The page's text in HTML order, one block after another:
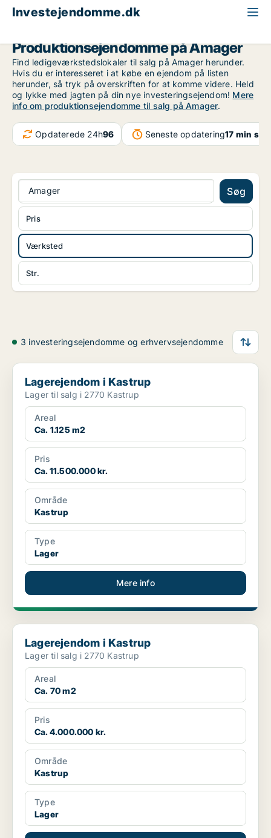
Investejendomme.dk
Produktionsejendomme på Amager
Find ledigeværkstedslokaler til salg på Amager herunder.
Hvis du er interesseret i at købe en ejendom på listen
herunder, så tryk på overskriften for at komme videre. Held
og lykke med jagten på din nye investeringsejendom! Mere
info om produktionsejendomme til salg på Amager.
Opdaterede 24h96 Seneste opdatering17 min
Amager Søg
Værksted
Str.
Pris
3 investeringsejendomme og erhvervsejendomme
Lagerejendom i Kastrup
Lagerejendom i Kastrup
Lager til salg i 2770 Kastrup
Areal
Ca. 1.125 m2
Pris
Ca. 11.500.000 kr.
Område
Kastrup
Type
Lager
Mere info
Lagerejendom i Kastrup
Lagerejendom i Kastrup
Lager til salg i 2770 Kastrup
Areal
Ca. 70 m2
Pris
Ca. 4.000.000 kr.
Område
Kastrup
Type
Lager